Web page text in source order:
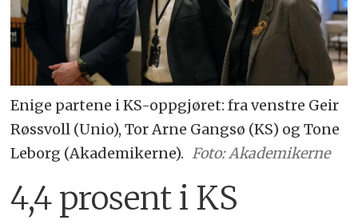
Enige partene i KS-oppgjøret: fra venstre Geir
Røssvoll (Unio), Tor Arne Gangsø (KS) og Tone
Leborg (Akademikerne). Foto: Akademikerne
4,4 prosent i KS